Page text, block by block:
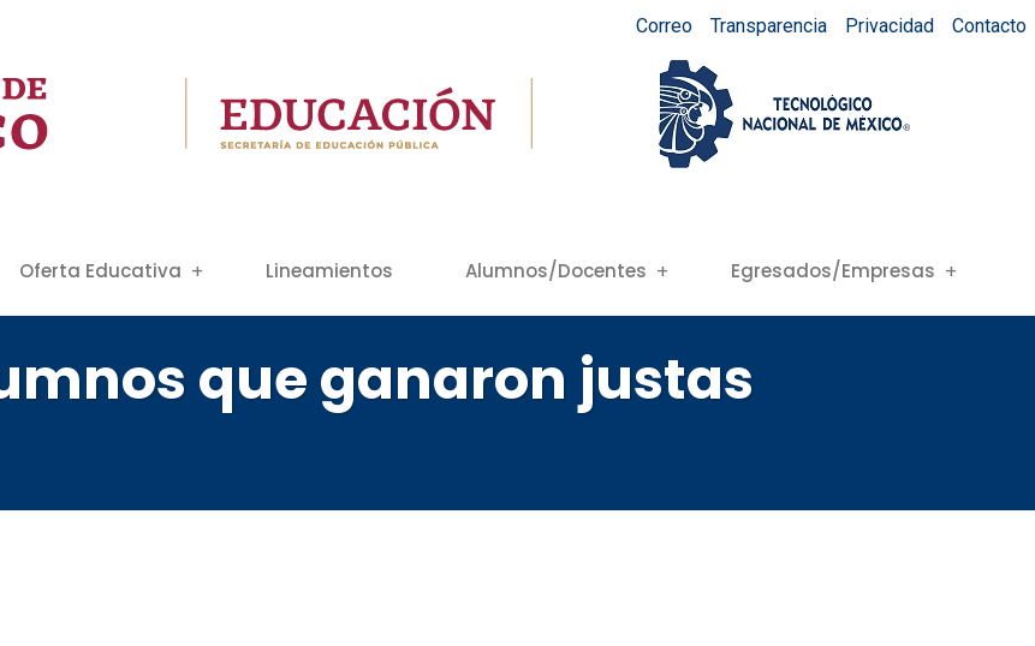
Correo Transparencia Privacidad Contacto
Oferta Educativa Lineamientos Alumnos/Docentes Egresados/Empresas
que ganaron justas